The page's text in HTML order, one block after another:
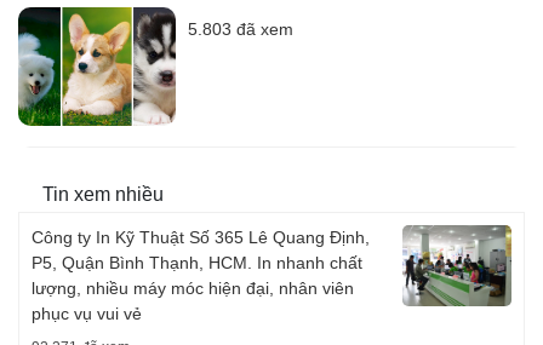
5.803 đã xem
Tin xem nhiều
Công ty In Kỹ Thuật Số 365 Lê Quang Định,
P5, Quận Bình Thạnh, HCM. In nhanh chất
lượng, nhiều máy móc hiện đại, nhân viên
phục vụ vui vẻ